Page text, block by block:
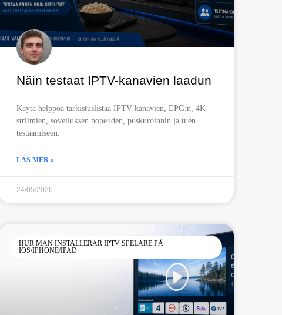
Näin testaat IPTV-kanavien laadun
Käytä helppoa tarkistuslistaa IPTV-kanavien, EPG:n, 4K-
striimien, sovelluksen nopeuden, puskuroinnin ja tuen
testaamiseen.
LÄS MER »
24/05/2026
HUR MAN INSTALLERAR IPTV-SPELARE PÅ
IOS/IPHONE/IPAD